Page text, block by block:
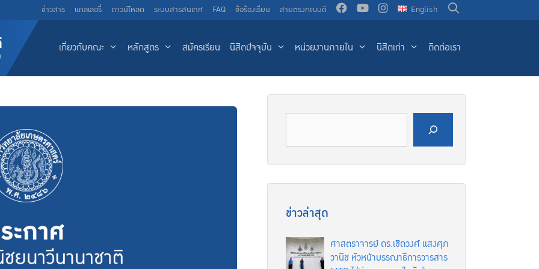
ข่าวสาร แกลเลอรี่ ดาวน์โหลด ระบบสารสนเทศ FAQ ข้อร้องเรียน สายตรงคณบดี English
เกี่ยวกับคณะ หลักสูตร สมัครเรียน นิสิตปัจจุบัน หน่วยงานภายใน นิสิตเก่า ติดต่อเรา
ข่าวล่าสุด
ศาสตราจารย์ ดร.เชิดวงศ์ แสงศุภ
วานิช หัวหน้าบรรณาธิการวารสาร